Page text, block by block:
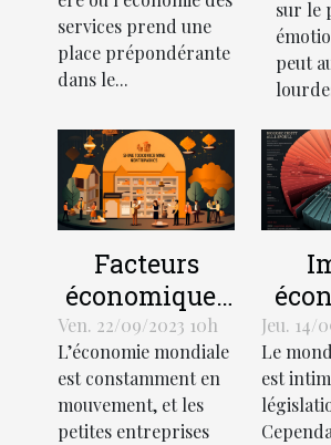
développement
économique
services prend une
place prépondérante
dans le...
sur le
peut
Facteurs
économiques
influant sur la
croissance
des petites
entreprises
Ven. 22/09/2023 10h
L’économie mondiale
est constamment en
mouvement, et les
petites entreprises
Jeu. 14/
Le
est